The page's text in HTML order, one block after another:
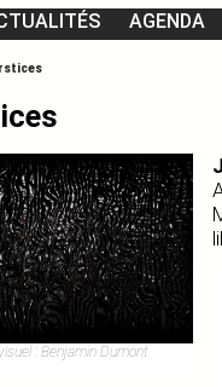
AGENDA
: Benjamin Dumont